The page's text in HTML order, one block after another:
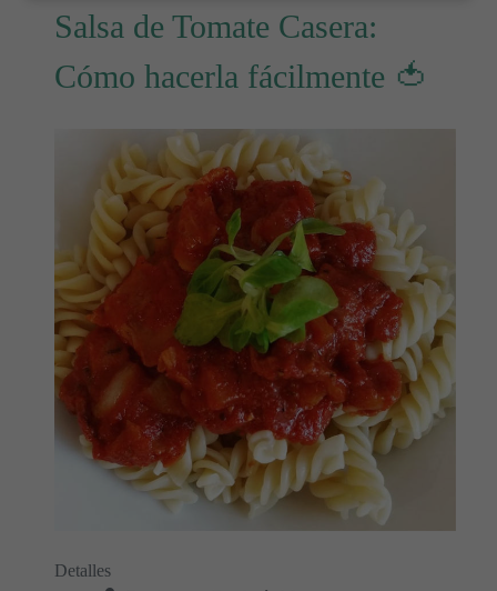
Salsa de Tomate Casera:
Cómo hacerla fácilmente 🍅
Detalles